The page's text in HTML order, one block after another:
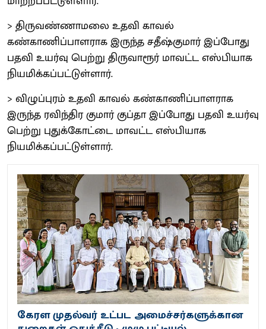
> திருவண்ணாமலை உதவி காவல்
கண்காணிப்பாளராக இருந்த சதீஷ்குமார் இப்போது
பதவி உயர்வு பெற்று திருவாரூர் மாவட்ட எஸ்பியாக
நியமிக்கப்பட்டுள்ளார்.
> விழுப்புரம் உதவி காவல் கண்காணிப்பாளராக
இருந்த ரவிந்திர குமார் குப்தா இப்போது பதவி உயர்வு
பெற்று புதுக்கோட்டை மாவட்ட எஸ்பியாக
நியமிக்கப்பட்டுள்ளார்.
கேரள முதல்வர் உட்பட அமைச்சர்களுக்கான